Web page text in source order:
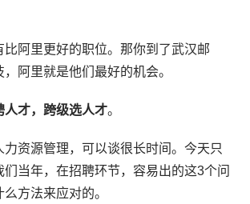
比阿里更好的职位。那你到了武汉邮
阿里就是他们最好的机会。
人才，跨级选人才。
力资源管理，可以谈很长时间。今天只
们当年，在招聘环节，容易出的这3个问
方法来应对的。